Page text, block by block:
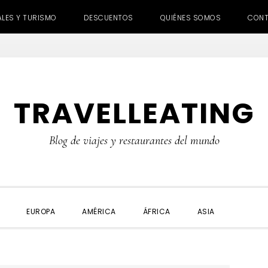
Y TURISMO DESCUENTOS QUIÉNES SOMOS
TRAVELLEATING
Blog de viajes y restaurantes del mundo
EUROPA AMÉRICA ÁFRICA ASIA